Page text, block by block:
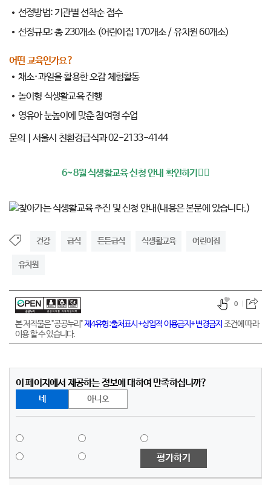
선정방법: 기관별 선착순 접수
선정규모: 총 230개소 (어린이집 170개소 / 유치원 60개소)
어떤 교육인가요?
채소·과일을 활용한 오감 체험활동
놀이형 식생활교육 진행
영유아 눈높이에 맞춘 참여형 수업
문의 | 서울시 친환경급식과 02-2133-4144
6~8월 식생활교육 신청 안내 확인하기 👆🏻
건강 급식 든든급식 식생활교육 어린이집
유치원
본 저작물은 "공공누리"제4유형:출처표시+상업적 이용금지+변경금지 조건에 따라
이용 할 수 있습니다.
0
이 페이지에서 제공하는 정보에 대하여 만족하십니까?
네 아니오
평가하기